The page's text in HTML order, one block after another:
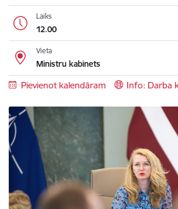
Laiks
12.00
Vieta
Ministru kabinets
Pievienot kalendāram Info: Darba